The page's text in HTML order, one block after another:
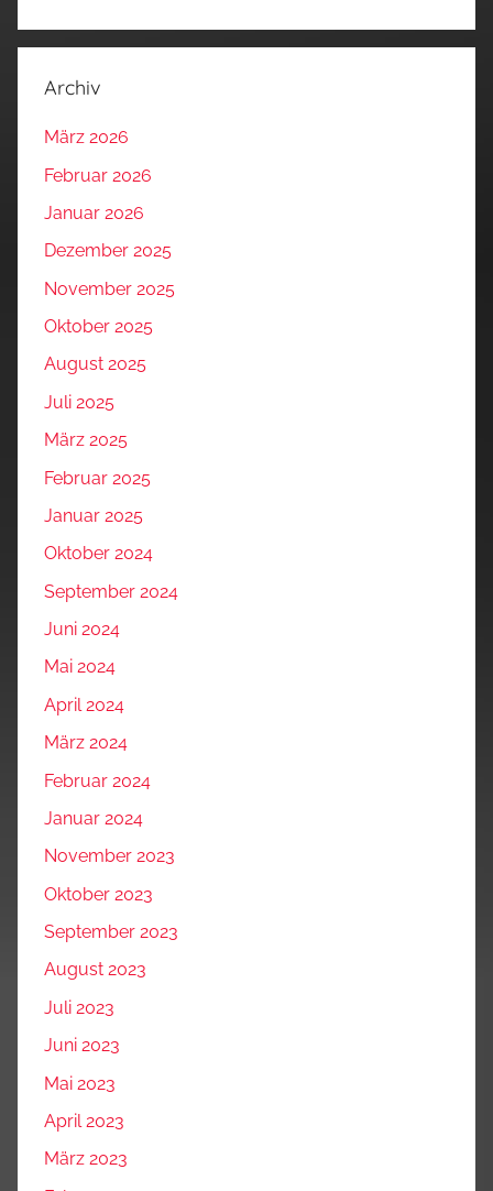
Archiv
März 2026
Februar 2026
Januar 2026
Dezember 2025
November 2025
Oktober 2025
August 2025
Juli 2025
März 2025
Februar 2025
Januar 2025
Oktober 2024
September 2024
Juni 2024
Mai 2024
April 2024
März 2024
Februar 2024
Januar 2024
November 2023
Oktober 2023
September 2023
August 2023
Juli 2023
Juni 2023
Mai 2023
April 2023
März 2023